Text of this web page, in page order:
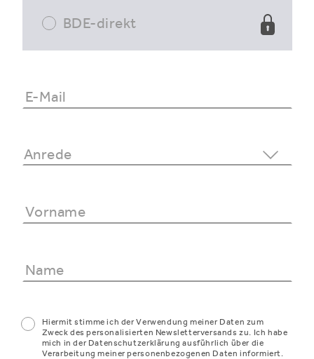
BDE-direkt
Hiermit stimme ich der Verwendung meiner Daten zum
Zweck des personalisierten Newsletterversands zu. Ich habe
mich in der Datenschutzerklärung ausführlich über die
Verarbeitung meiner personenbezogenen Daten informiert.